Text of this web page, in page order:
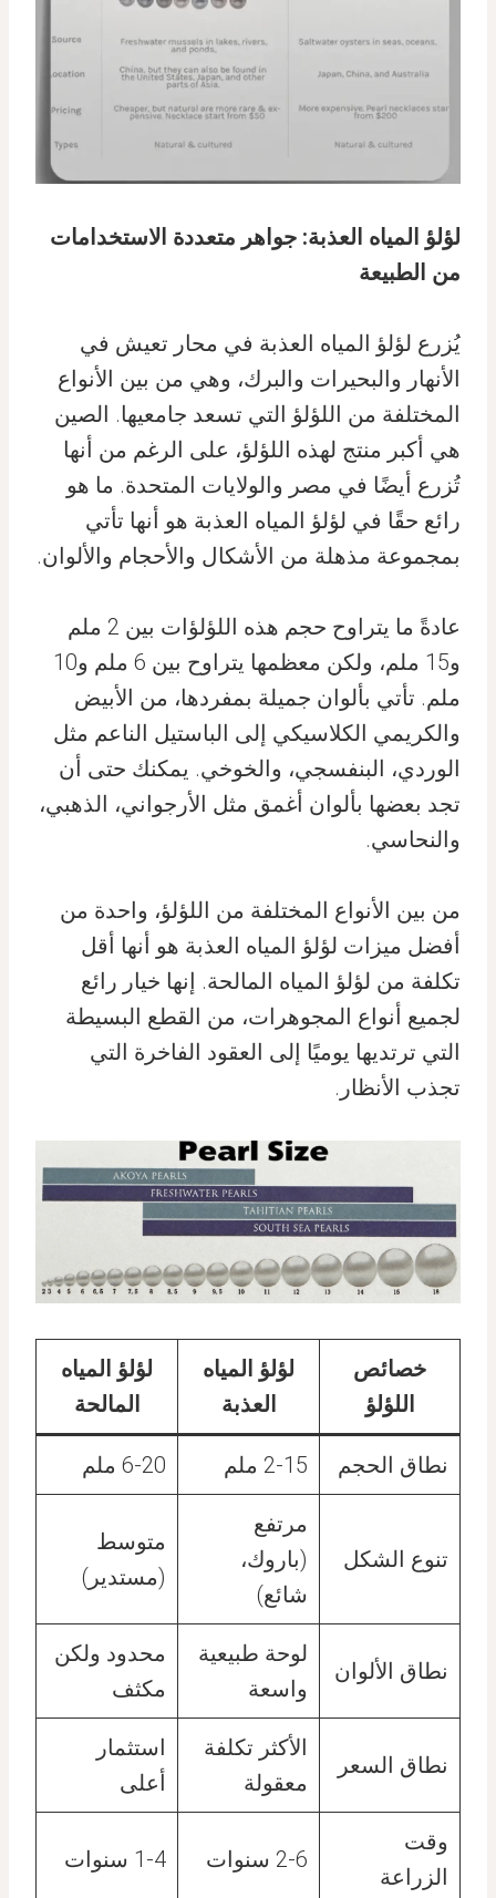
لؤلؤ المياه العذبة: جواهر متعددة الاستخدامات
من الطبيعة
يُزرع لؤلؤ المياه العذبة في محار تعيش في
الأنهار والبحيرات والبرك، وهي من بين الأنواع
المختلفة من اللؤلؤ التي تسعد جامعيها. الصين
هي أكبر منتج لهذه اللؤلؤ، على الرغم من أنها
تُزرع أيضًا في مصر والولايات المتحدة. ما هو
رائع حقًا في لؤلؤ المياه العذبة هو أنها تأتي
بمجموعة مذهلة من الأشكال والأحجام والألوان.
عادةً ما يتراوح حجم هذه اللؤلؤات بين 2 ملم
و15 ملم، ولكن معظمها يتراوح بين 6 ملم و10
ملم. تأتي بألوان جميلة بمفردها، من الأبيض
والكريمي الكلاسيكي إلى الباستيل الناعم مثل
الوردي، البنفسجي، والخوخي. يمكنك حتى أن
تجد بعضها بألوان أغمق مثل الأرجواني، الذهبي،
والنحاسي.
من بين الأنواع المختلفة من اللؤلؤ، واحدة من
أفضل ميزات لؤلؤ المياه العذبة هو أنها أقل
تكلفة من لؤلؤ المياه المالحة. إنها خيار رائع
لجميع أنواع المجوهرات، من القطع البسيطة
التي ترتديها يوميًا إلى العقود الفاخرة التي
تجذب الأنظار.
خصائص
اللؤلؤ
لؤلؤ المياه
العذبة
لؤلؤ المياه
المالحة
نطاق الحجم 2-15 ملم 6-20 ملم
تنوع الشكل
مرتفع
(باروك،
شائع)
متوسط
(مستدير)
نطاق الألوان
لوحة طبيعية
واسعة
محدود ولكن
مكثف
نطاق السعر
الأكثر تكلفة
معقولة
استثمار
أعلى
وقت
الزراعة
2-6 سنوات 1-4 سنوات